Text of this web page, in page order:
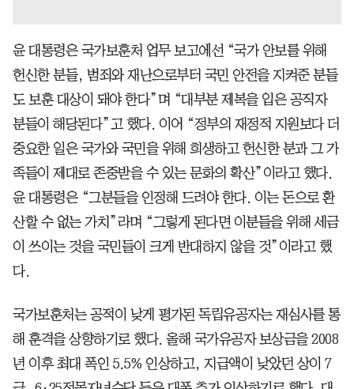
윤 대통령은 국가보훈처 업무 보고에선 “국가 안보를 위해
헌신한 분들, 범죄와 재난으로부터 국민 안전을 지켜준 분들
도 보훈 대상이 돼야 한다”며 “대부분 제복을 입은 공직자
분들이 해당된다”고 했다. 이어 “정부의 재정적 지원보다 더
중요한 일은 국가와 국민을 위해 희생하고 헌신한 분과 그 가
족들이 제대로 존중받을 수 있는 문화의 확산”이라고 했다.
윤 대통령은 “그분들을 인정해 드려야 한다. 이는 돈으로 환
산할 수 없는 가치”라며 “그렇게 된다면 이분들을 위해 세금
이 쓰이는 것을 국민들이 크게 반대하지 않을 것”이라고 했
다.
국가보훈처는 공적이 낮게 평가된 독립유공자는 재심사를 통
해 훈격을 상향하기로 했다. 올해 국가유공자 보상금을 2008
년 이후 최대 폭인 5.5% 인상하고, 지급액이 낮았던 상이 7